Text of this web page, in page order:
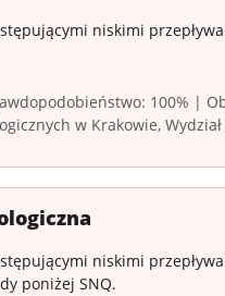
niskimi
100% |
w Krakowie,
niskimi
poniżej SNQ.